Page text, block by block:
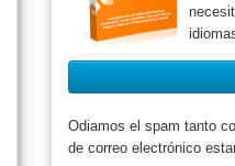
Odiamos el spam tanto
de correo electrónico